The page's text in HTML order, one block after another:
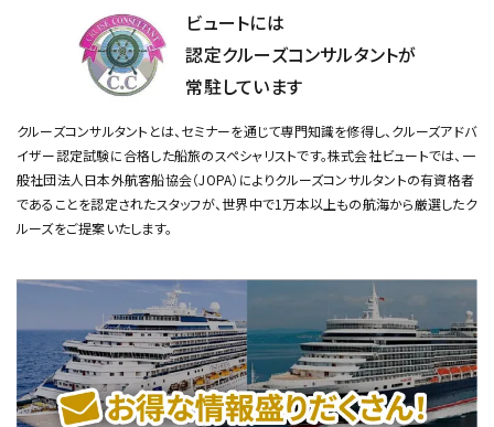
ビュートには
認定クルーズコンサルタントが
常駐しています
クルーズコンサルタントとは、セミナーを通じて専門知識を修得し、クルーズアドバ
イザー認定試験に合格した船旅のスペシャリストです。株式会社ビュートでは、一
般社団法人日本外航客船協会（JOPA）によりクルーズコンサルタントの有資格者
であることを認定されたスタッフが、世界中で1万本以上もの航海から厳選したク
ルーズをご提案いたします。